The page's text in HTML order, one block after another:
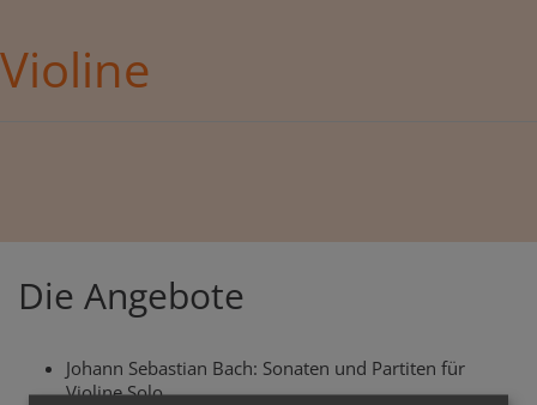
Violine
Die Angebote
Johann Sebastian Bach: Sonaten und Partiten für
Violine Solo